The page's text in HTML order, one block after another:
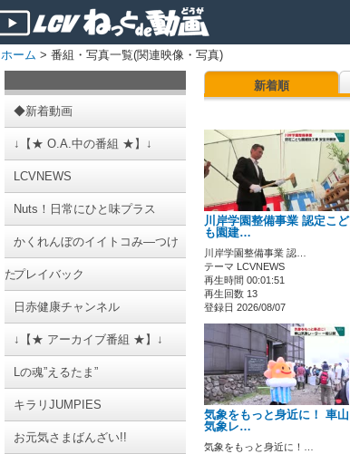
ホーム > 番組・写真一覧(関連映像・写真)
◆新着動画
↓【★ O.A.中の番組 ★】↓
LCVNEWS
Nuts！日常にひと味プラス
かくれんぼのイイトコみ―つけ
たプレイバック
日赤健康チャンネル
↓【★ アーカイブ番組 ★】↓
Lの魂”えるたま”
キラリJUMPIES
お元気さまばんざい!!
新着順
川岸学園整備事業 認定こど
も園建…
川岸学園整備事業 認…
テーマ LCVNEWS
再生時間 00:01:51
再生回数 13
登録日 2026/08/07
気象をもっと身近に！ 車山
気象レ…
気象をもっと身近に！…